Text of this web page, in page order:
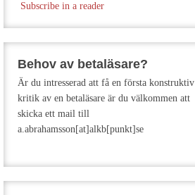
Subscribe in a reader
Behov av betaläsare?
Är du intresserad att få en första konstruktiv
kritik av en betaläsare är du välkommen att
skicka ett mail till
a.abrahamsson[at]alkb[punkt]se